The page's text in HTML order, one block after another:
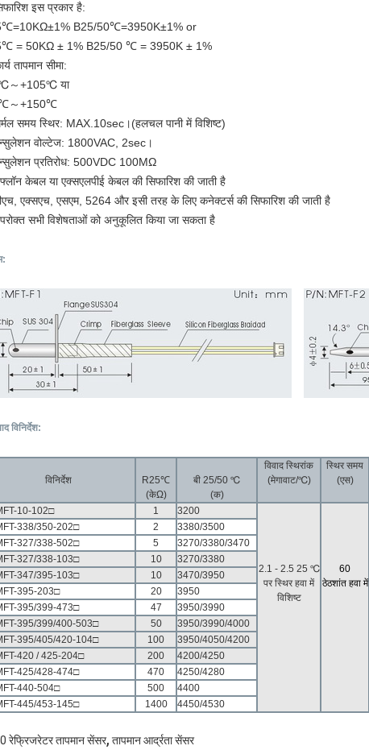
इस प्रकार है:
B25/50℃=3950K±1% or
= 50KΩ ± 1% B25/50 ℃ = 3950K ± 1%
तापमान सीमा:
～+105℃ या
～+150℃
समय स्थिर: MAX.10sec।(हलचल पानी में विशिष्ट)
वोल्टेज: 1800VAC, 2sec।
प्रतिरोध: 500VDC 100MΩ
केबल या एक्सएलपीई केबल की सिफारिश की जाती है
एक्सएच, एसएम, 5264 और इसी तरह के लिए कनेक्टर्स की सिफारिश की जाती है
सभी विशेषताओं को अनुकूलित किया जा सकता है
:
विनिर्देश:
विनिर्देश
R25℃
(केΩ)
बी 25/50 ℃
(क)
विवाद स्थिरांक
(मेगावाट/℃)
स्थिर समय
(एस)
10-102□ 1 3200
2.1 - 2.5 25 ℃
पर स्थिर हवा में
विशिष्ट
60
ठेठशांत हवा में
338/350-202□ 2
3380/3500
327/338-502□
5
3270/3380/3470
327/338-103□
10
3270/3380
347/395-103□
10
3470/3950
395-203□
20
3950
395/399-473□
47
3950/3990
395/399/400-503□
50
3950/3990/4000
395/405/420-104□
100
3950/4050/4200
420 / 425-204□
200
4200/4250
425/428-474□
470
4250/4280
440-504□
500
4400
445/453-145□
1400 4450/4530
रेफ्रिजरेटर तापमान सेंसर, तापमान आर्द्रता सेंसर